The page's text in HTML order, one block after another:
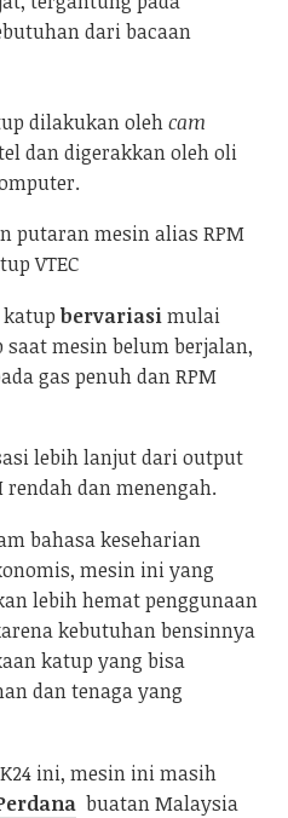
dari bacaan
dilakukan olehcam
dan digerakkan oleh oli
putaran mesin alias RPM
VTEC
katupbervariasimulai
mesin belum berjalan,
gas penuh dan RPM
lebih lanjut dari output
dan menengah.
bahasa keseharian
mesin ini yang
lebih hemat penggunaan
kebutuhan bensinnya
katup yang bisa
dan tenaga yang
ini, mesin ini masih
buatan Malaysia